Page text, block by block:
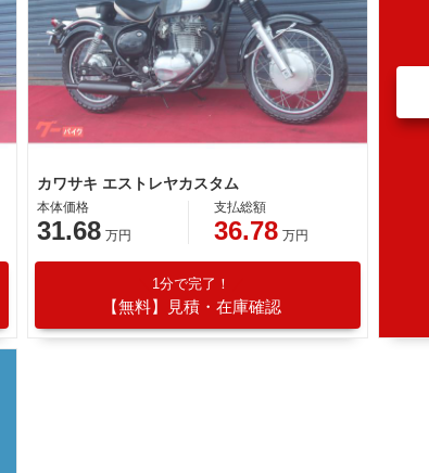
カワサキ エストレヤカスタム
本体価格
31.68 万円
支払総額
36.78 万円
1分で完了！
【無料】見積・在庫確認